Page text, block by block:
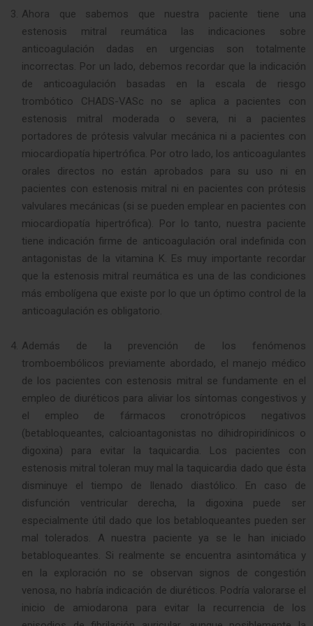
Ahora que sabemos que nuestra paciente tiene una
estenosis mitral reumática las indicaciones sobre
anticoagulación dadas en urgencias son totalmente
incorrectas. Por un lado, debemos recordar que la indicación
de anticoagulación basadas en la escala de riesgo
trombótico CHADS-VASc no se aplica a pacientes con
estenosis mitral moderada o severa, ni a pacientes
portadores de prótesis valvular mecánica ni a pacientes con
miocardiopatía hipertrófica. Por otro lado, los anticoagulantes
orales directos no están aprobados para su uso ni en
pacientes con estenosis mitral ni en pacientes con prótesis
valvulares mecánicas (si se pueden emplear en pacientes con
miocardiopatía hipertrófica). Por lo tanto, nuestra paciente
tiene indicación firme de anticoagulación oral indefinida con
antagonistas de la vitamina K. Es muy importante recordar
que la estenosis mitral reumática es una de las condiciones
más embolígena que existe por lo que un óptimo control de la
anticoagulación es obligatorio.
Además de la prevención de los fenómenos
tromboembólicos previamente abordado, el manejo médico
de los pacientes con estenosis mitral se fundamente en el
empleo de diuréticos para aliviar los síntomas congestivos y
el empleo de fármacos cronotrópicos negativos
(betabloqueantes, calcioantagonistas no dihidropiridínicos o
digoxina) para evitar la taquicardia. Los pacientes con
estenosis mitral toleran muy mal la taquicardia dado que ésta
disminuye el tiempo de llenado diastólico. En caso de
disfunción ventricular derecha, la digoxina puede ser
especialmente útil dado que los betabloqueantes pueden ser
mal tolerados. A nuestra paciente ya se le han iniciado
betabloqueantes. Si realmente se encuentra asintomática y
en la exploración no se observan signos de congestión
venosa, no habría indicación de diuréticos. Podría valorarse el
inicio de amiodarona para evitar la recurrencia de los